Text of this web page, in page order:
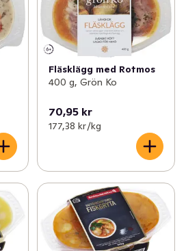
Fläsklägg med Rotmos
400 g, Grön Ko
70,95 kr
177,38 kr /kg